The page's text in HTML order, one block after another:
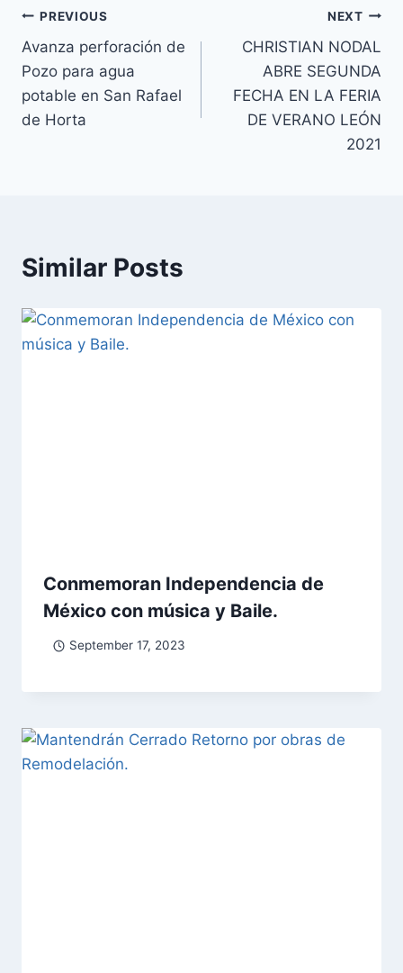
PREVIOUS
Avanza perforación de
Pozo para agua
potable en San Rafael
de Horta
NEXT
CHRISTIAN NODAL
ABRE SEGUNDA
FECHA EN LA FERIA
DE VERANO LEÓN
2021
Similar Posts
Conmemoran Independencia de
México con música y Baile.
September 17, 2023